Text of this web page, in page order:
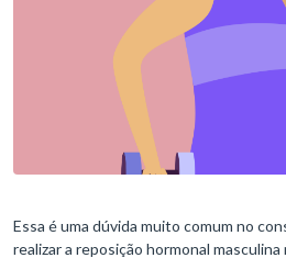
Essa é uma dúvida muito comum no
realizar a reposição hormonal